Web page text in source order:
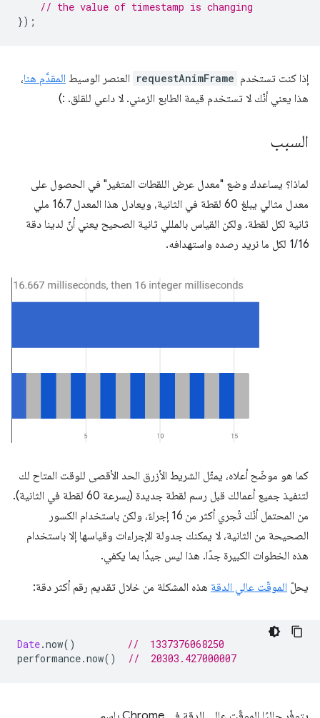
// the value of timestamp is changing
});
إذا كنت تستخدم requestAnimFrame العنصر الوسيط المقدَّم هنا،
هذا يعني أنّك لا تستخدم قيمة الطابع الزمني. لا داعي للقلق. :)
السبب
لماذا؟ يساعدك وضع "معدل عرض اللقطات المتغير" في الحصول على
معدل مثالي يبلغ 60 لقطة في الثانية، ويعادل هذا المعدل 16.7 ملي
ثانية لكل لقطة. ولكن القياس بالمللي ثانية الصحيح يعني أنّ لدينا دقة
1/16 لكل ما نريد رصده واستهدافه.
كما هو موضّح أعلاه، يمثّل الشريط الأزرق الحد الأقصى للوقت المتاح لك
لتنفيذ جميع أعمالك قبل رسم لقطة جديدة (بسرعة 60 لقطة في الثانية).
من المحتمل أنّك تُجري أكثر من 16 إجراءً، ولكن باستخدام الكسور
الصحيحة من الثانية، لا يمكنك جدولة الإجراءات وقياسها إلا باستخدام
هذه الخطوات الكبيرة جدًا. هذا ليس جيدًا بما يكفي.
يحلّ الموقّت عالي الدقة هذه المشكلة من خلال تقديم رقم أكثر دقة:
Date.now()
//  1337376068250
performance.now() //  20303.427000007